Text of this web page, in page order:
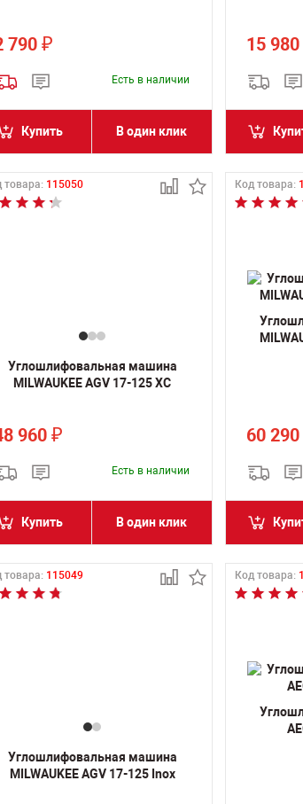
790 ₽
Есть в наличии
Купить В один клик
15 980
товара: 115050
Углошлифовальная машина
MILWAUKEE AGV 17-125 XC
960 ₽
Есть в наличии
Купить В один клик
Код товара:
60 290
товара: 115049
Углошлифовальная машина
MILWAUKEE AGV 17-125 Inox
Код товара: